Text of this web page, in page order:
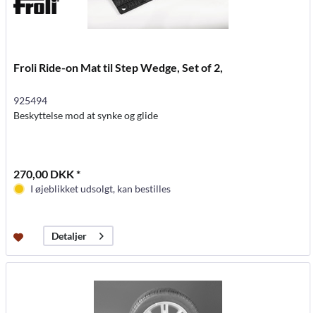
Froli Ride-on Mat til Step Wedge, Set of 2,
925494
Beskyttelse mod at synke og glide
270,00 DKK *
I øjeblikket udsolgt, kan bestilles
Detaljer